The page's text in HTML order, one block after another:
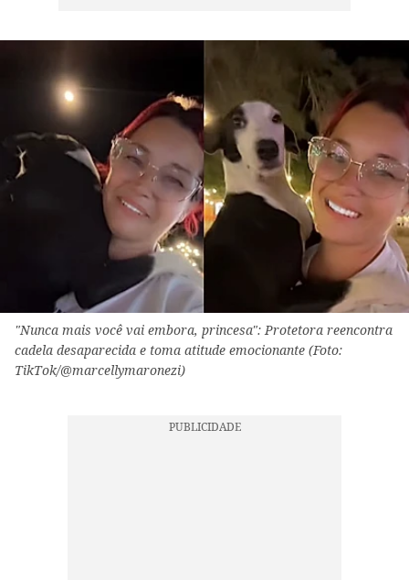
"Nunca mais você vai embora, princesa": Protetora reencontra
cadela desaparecida e toma atitude emocionante (Foto:
TikTok/@marcellymaronezi)